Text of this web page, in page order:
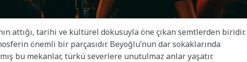
attığı, tarihi ve kültürel dokusuyla öne çıkan semtlerden biridir.
önemli bir parçasıdır. Beyoğlu’nun dar sokaklarında
bu mekanlar, türkü severlere unutulmaz anlar yaşatır.